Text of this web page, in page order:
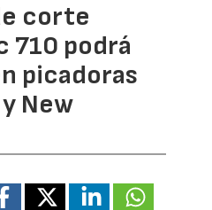
corte
710 podrá
picadoras
New